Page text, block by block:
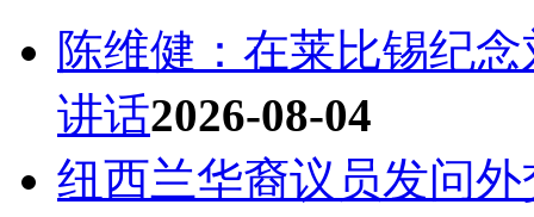
陈维健：在莱比锡纪
讲话2026-08-04
纽西兰华裔议员发问